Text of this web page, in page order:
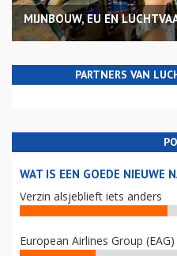
MIJNBOUW, EU EN
PARTNERS VAN
WAT IS EEN GOEDE NIEUWE
Verzin alsjeblieft iets anders
European Airlines Group (EAG)